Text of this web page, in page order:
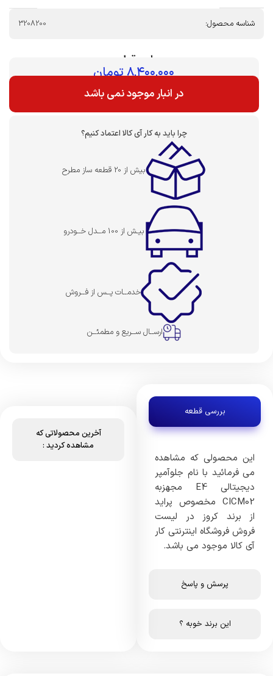
شناسه محصول: 3208200
بهای قطعه :
۸,۴۰۰,۰۰۰تومان
در انبار موجود نمی باشد
چرا باید به کار آی کالا اعتماد کنیم؟
بیش از 20 قطعه ساز مطرح
بیـش از 100 مــدل خــودرو
خدمــات پــس از فــروش
ارســال ســریع و مطمئــن
بررسی قطعه
پرسش و پاسخ
این برند خوبه ؟
این محصولی که مشاهده
می فرمائید با نام جلوآمپر
دیجیتالی E4 مجهزبه
CICM02 مخصوص پراید
از برند کروز در لیست
فروش فروشگاه اینترنتی کار
آی کالا موجود می باشد.
آخرین محصولاتی که
مشاهده کردید :